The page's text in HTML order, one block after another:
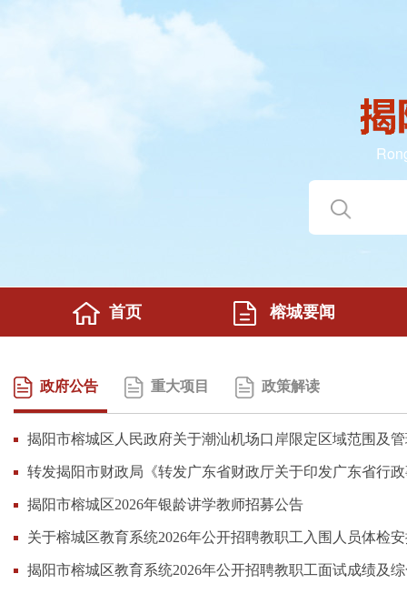
首页 榕城要闻
政府公告 重大项目 政策解读
揭阳市榕城区人民政府关于潮汕机场口岸限定区域范围及
转发揭阳市财政局《转发广东省财政厅关于印发广东省行
揭阳市榕城区2026年银龄讲学教师招募公告
关于榕城区教育系统2026年公开招聘教职工入围人员体检
揭阳市榕城区教育系统2026年公开招聘教职工面试成绩及